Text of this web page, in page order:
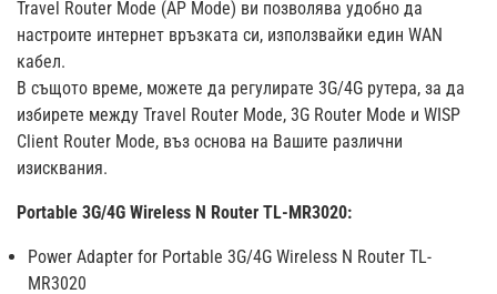
Travel Router Mode (AP Mode) ви позволява удобно да
настроите интернет връзката си, използвайки един WAN
кабел.
В същото време, можете да регулирате 3G/4G рутера, за да
избирете между Travel Router Mode, 3G Router Mode и WISP
Client Router Mode, въз основа на Вашите различни
изисквания.
Portable 3G/4G Wireless N Router TL-MR3020:
Power Adapter for Portable 3G/4G Wireless N Router TL-
MR3020